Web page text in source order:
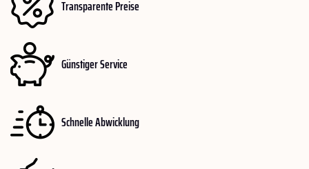
Transparente Preise
Günstiger Service
Schnelle Abwicklung